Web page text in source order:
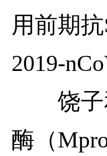
用前期
2019-
饶子和
酶（